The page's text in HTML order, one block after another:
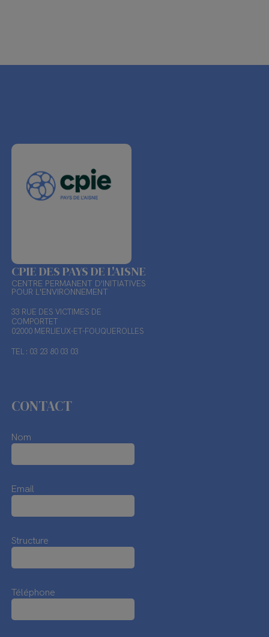
CPIE DES PAYS DE L'AISNE
CENTRE PERMANENT D'INITIATIVES
POUR L'ENVIRONNEMENT
33 RUE DES VICTIMES DE
COMPORTET
02000 MERLIEUX-ET-FOUQUEROLLES
TEL : 03 23 80 03 03
CONTACT
Nom
Email
Structure
Téléphone